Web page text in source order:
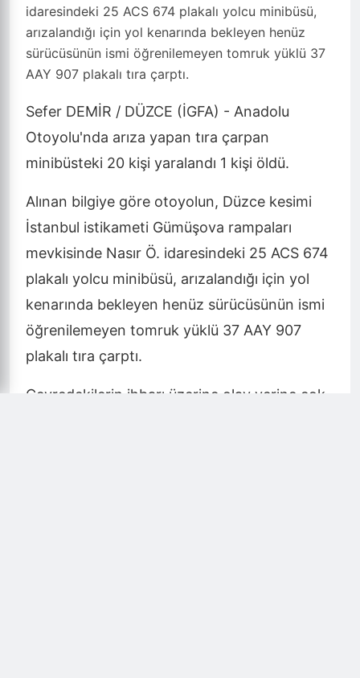
idaresindeki 25 ACS 674 plakalı yolcu minibüsü,
arızalandığı için yol kenarında bekleyen henüz
sürücüsünün ismi öğrenilemeyen tomruk yüklü 37
AAY 907 plakalı tıra çarptı.
Sefer DEMİR / DÜZCE (İGFA) - Anadolu
Otoyolu'nda arıza yapan tıra çarpan
minibüsteki 20 kişi yaralandı 1 kişi öldü.
Alınan bilgiye göre otoyolun, Düzce kesimi
İstanbul istikameti Gümüşova rampaları
mevkisinde Nasır Ö. idaresindeki 25 ACS 674
plakalı yolcu minibüsü, arızalandığı için yol
kenarında bekleyen henüz sürücüsünün ismi
öğrenilemeyen tomruk yüklü 37 AAY 907
plakalı tıra çarptı.
Çevredekilerin ihbarı üzerine olay yerine çok